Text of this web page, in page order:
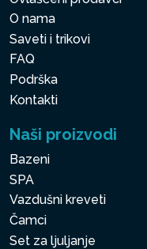
O nama
Saveti i trikovi
FAQ
Podrška
Kontakti
Naši proizvodi
Bazeni
SPA
Vazdušni kreveti
Čamci
Set za ljuljanje